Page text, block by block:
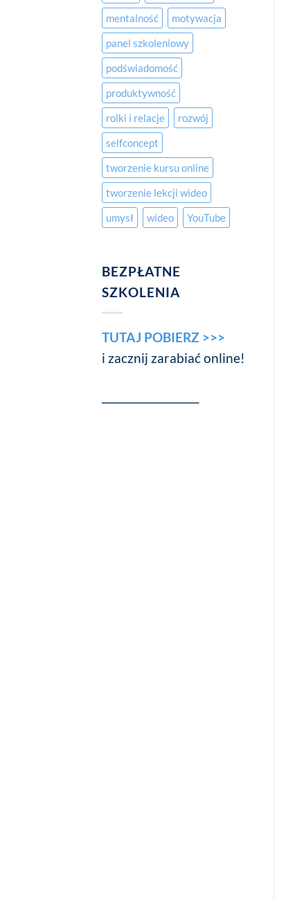
mentalność
motywacja
panel szkoleniowy
podświadomość
produktywność
rolki i relacje
rozwój
selfconcept
tworzenie kursu online
tworzenie lekcji wideo
umysł
wideo YouTube
BEZPŁATNE
SZKOLENIA
TUTAJ POBIERZ >>>
i zacznij zarabiać online!